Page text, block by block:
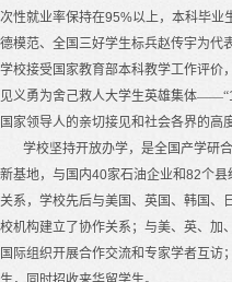
次性就业率保持在95%以上，本科毕业
德模范、全国三好学生标兵赵传宇为代
学校接受国家教育部本科教学工作评价
见义勇为舍己救人大学生英雄集体——“
国家领导人的亲切接见和社会各界的高
学校坚持开放办学，是全国产学研
新基地，与国内40家石油企业和82个县
关系，学校先后与美国、英国、韩国、
校机构建立了协作关系；与美、英、加
国际组织开展合作交流和专家学者互访